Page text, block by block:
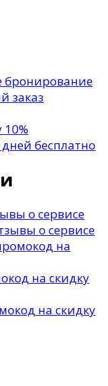
бронирование
заказ
бесплатно
о сервисе
о сервисе
на
на скидку
на скидку